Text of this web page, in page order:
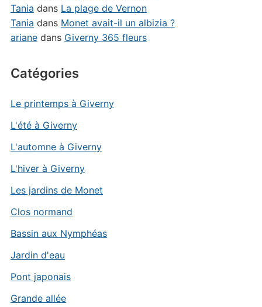
Tania dans La plage de Vernon
Tania dans Monet avait-il un albizia ?
arianedans Giverny 365 fleurs
Catégories
Le printemps à Giverny
L'été à Giverny
L'automne à Giverny
L'hiver à Giverny
Les jardins de Monet
Clos normand
Bassin aux Nymphéas
Jardin d'eau
Pont japonais
Grande allée